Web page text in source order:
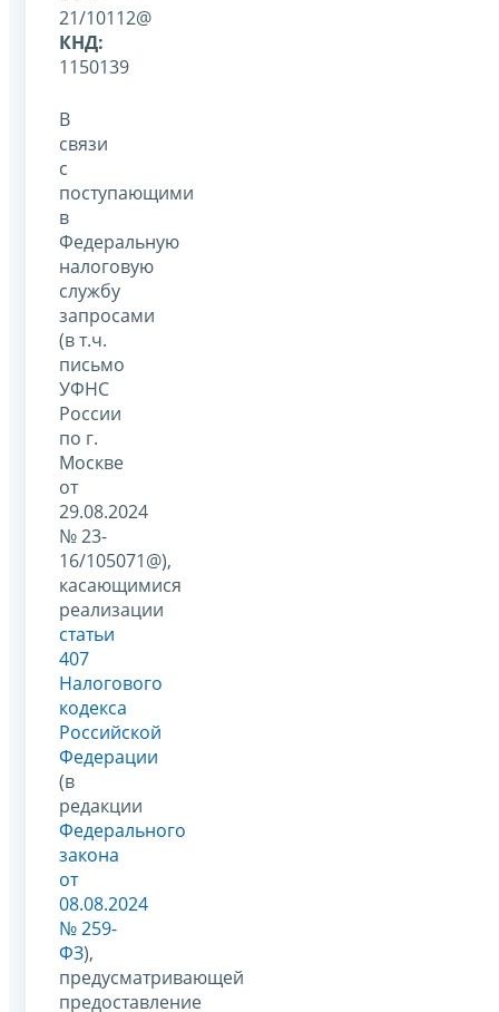
21/10112@
КНД:
1150139
В
связи
с
поступающими
в
Федеральную
налоговую
службу
запросами
(в т.ч.
письмо
УФНС
России
по г.
Москве
от
29.08.2024
№ 23-
16/105071@),
касающимися
реализации
статьи
407
Налогового
кодекса
Российской
Федерации
(в
редакции
Федерального
закона
от
08.08.2024
№ 259-
ФЗ),
предусматривающей
предоставление